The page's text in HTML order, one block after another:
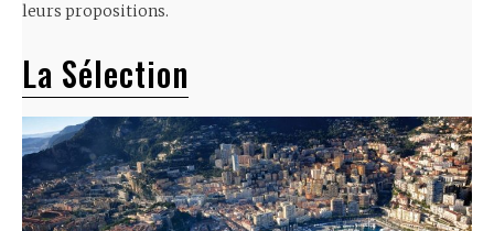
leurs propositions.
La Sélection